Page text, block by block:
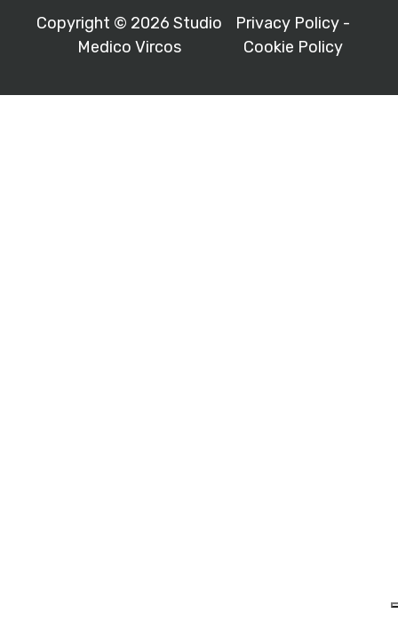
Copyright © 2026 Studio
Medico Vircos
Privacy Policy -
Cookie Policy